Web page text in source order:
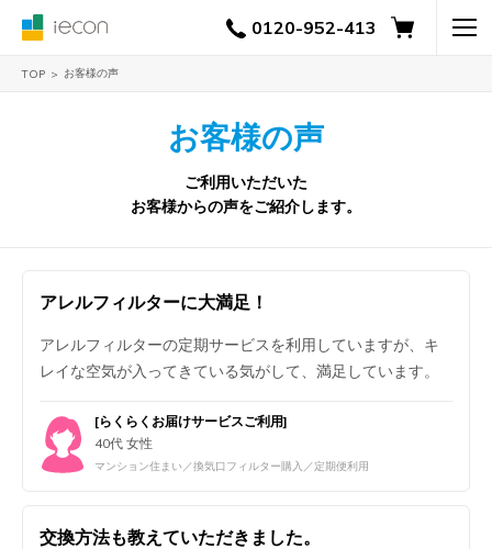
0120-952-413
TOP お客様の声
お客様の声
ご利用いただいた
お客様からの声をご紹介します。
アレルフィルターに大満足！
アレルフィルターの定期サービスを利用していますが、キ
レイな空気が入ってきている気がして、満足しています。
[らくらくお届けサービスご利用]
40代 女性
マンション住まい／換気口フィルター購入／定期便利用
交換方法も教えていただきました。